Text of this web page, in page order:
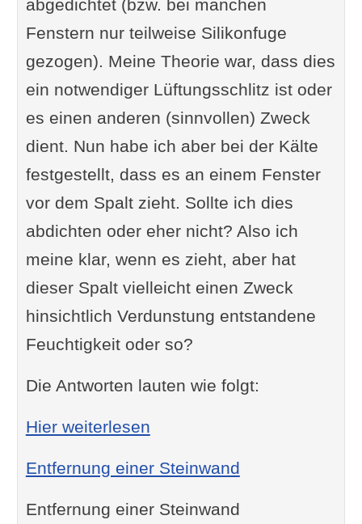
abgedichtet (bzw. bei manchen
Fenstern nur teilweise Silikonfuge
gezogen). Meine Theorie war, dass dies
ein notwendiger Lüftungsschlitz ist oder
es einen anderen (sinnvollen) Zweck
dient. Nun habe ich aber bei der Kälte
festgestellt, dass es an einem Fenster
vor dem Spalt zieht. Sollte ich dies
abdichten oder eher nicht? Also ich
meine klar, wenn es zieht, aber hat
dieser Spalt vielleicht einen Zweck
hinsichtlich Verdunstung entstandene
Feuchtigkeit oder so?
Die Antworten lauten wie folgt:
Hier weiterlesen: Spalt zwischen Fenster
Entfernung einer Steinwand
Entfernung einer Steinwand